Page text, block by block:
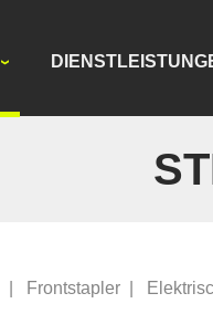
Frontstapler